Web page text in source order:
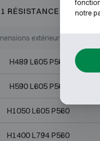
RÉSISTANCE AU FEU
extérieures (mm)
H489 L605 P560
H590 L605 P560
H1050 L605 P560
H1400 L794 P560
notre